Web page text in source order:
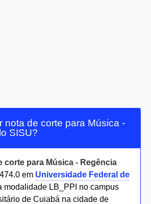
nota de corte para Música -
SISU?
corte para Música - Regência
em Universidade Federal de
modalidade LB_PPI no campus
de Cuiabá na cidade de